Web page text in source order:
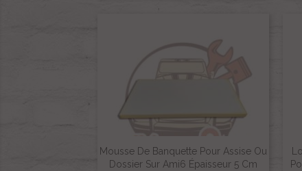
Mousse De Banquette Pour Assise Ou
Dossier Sur Ami6 Épaisseur 5 Cm